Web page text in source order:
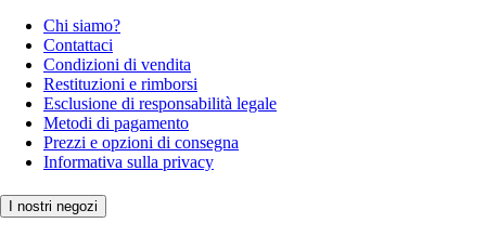
Chi siamo?
Contattaci
Condizioni di vendita
Restituzioni e rimborsi
Esclusione di responsabilità legale
Metodi di pagamento
Prezzi e opzioni di consegna
Informativa sulla privacy
I nostri negozi